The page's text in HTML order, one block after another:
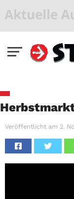
Veröffentlicht am 2.